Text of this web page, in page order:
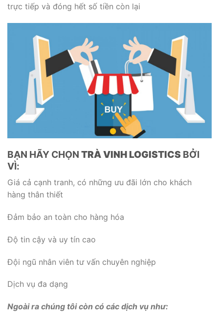
trực tiếp và đóng hết số tiền còn lại
BẠN HÃY CHỌN TRÀ VINH LOGISTICS BỞI
VÌ:
Giá cả cạnh tranh, có những ưu đãi lớn cho khách
hàng thân thiết
Đảm bảo an toàn cho hàng hóa
Độ tin cậy và uy tín cao
Đội ngũ nhân viên tư vấn chuyên nghiệp
Dịch vụ đa dạng
Ngoài ra chúng tôi còn có các dịch vụ như: